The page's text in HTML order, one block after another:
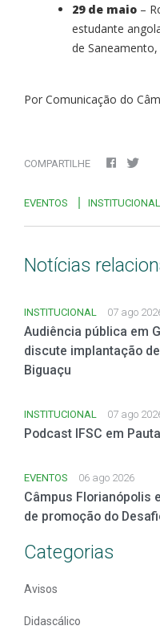
29 de maio –
estudante
de
Por Comunicação do
COMPARTILHE
EVENTOS INSTITUCIONAL
Notícias
INSTITUCIONAL 07 ago
Audiência pública em
discute implantação
Biguaçu
INSTITUCIONAL 07 ago
Podcast IFSC em
EVENTOS 06 ago 2026
Câmpus Florianópolis
de promoção do
Categorias
Avisos
Didascálico